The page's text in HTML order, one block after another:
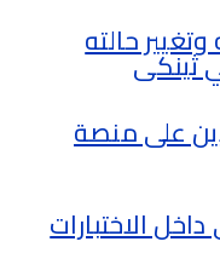
حالته
ثينكى
على منصة
الاختبارات